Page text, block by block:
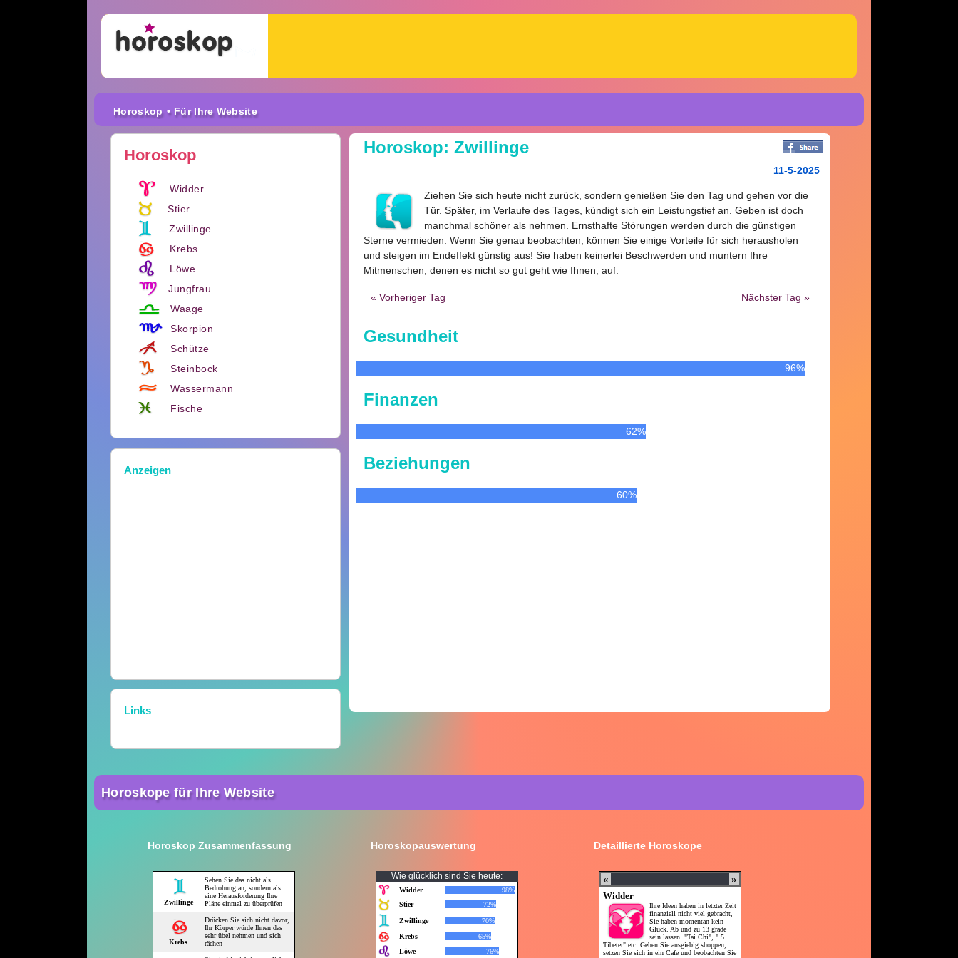
Horoskop • Für Ihre Website
Horoskop
Widder
Stier
Zwillinge
Krebs
Löwe
Jungfrau
Waage
Skorpion
Schütze
Steinbock
Wassermann
Fische
Anzeigen
Links
Horoskop: Zwillinge
11-5-2025
Ziehen Sie sich heute nicht zurück, sondern genießen Sie den Tag und gehen vor die
Tür. Später, im Verlaufe des Tages, kündigt sich ein Leistungstief an. Geben ist doch
manchmal schöner als nehmen. Ernsthafte Störungen werden durch die günstigen
Sterne vermieden. Wenn Sie genau beobachten, können Sie einige Vorteile für sich herausholen
und steigen im Endeffekt günstig aus! Sie haben keinerlei Beschwerden und muntern Ihre
Mitmenschen, denen es nicht so gut geht wie Ihnen, auf.
« Vorheriger Tag Nächster Tag »
Gesundheit
96%
Finanzen
62%
Beziehungen
60%
Horoskope für Ihre Website
Horoskop Zusammenfassung Horoskopauswertung
Wie glücklich sind Sie heute:
Detaillierte Horoskope